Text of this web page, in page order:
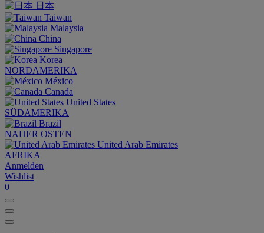
日本
Taiwan
Malaysia
China
Singapore
Korea
NORDAMERIKA
México
Canada
United States
SÜDAMERIKA
Brazil
NAHER OSTEN
United Arab Emirates
AFRIKA
Anmelden
Wishlist
0